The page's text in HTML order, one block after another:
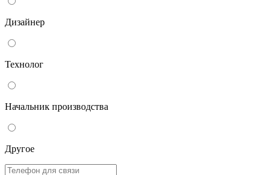
Дизайнер
Технолог
Начальник производства
Другое